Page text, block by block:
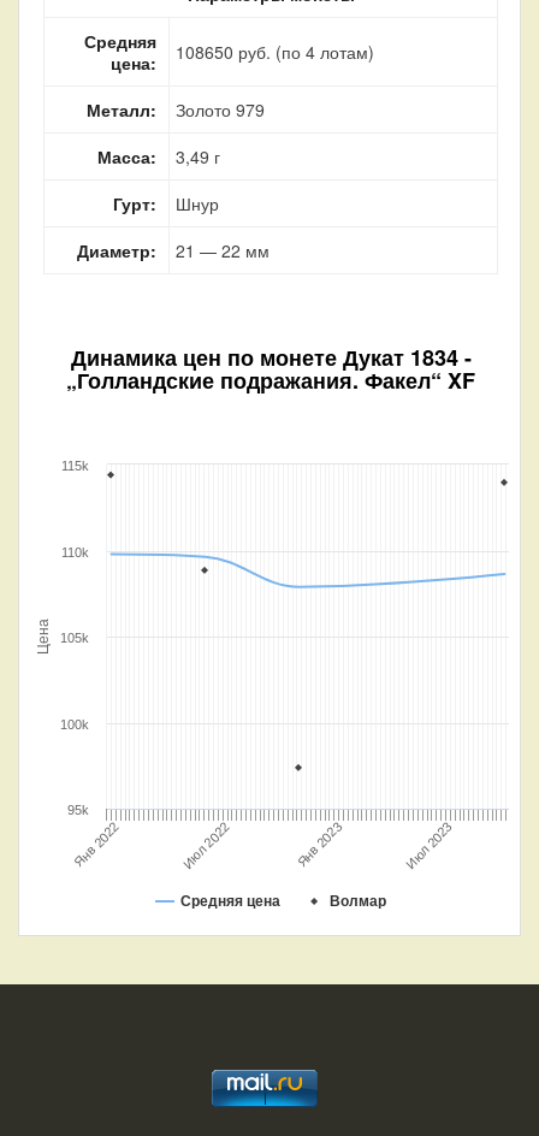
Средняя
цена:
108650 руб. (по 4 лотам)
Металл:
Золото 979
Масса:
3,49 г
Гурт:
Шнур
Диаметр:
21 — 22 мм
Динамика цен по монетеДукат 1834 -
„Голландские подражания. Факел“ XF
Цена
Средняя цена Волмар
Янв 2022 Июл 2022 Янв 2023 Июл 2023
95k
100k
105k
110k
115k